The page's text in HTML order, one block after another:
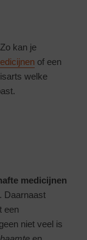
kan je
of een
welke
medicijnen
Daarnaast
een
niet veel is